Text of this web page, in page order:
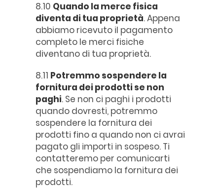
8.10 Quando la merce fisica
diventa di tua proprietà. Appena
abbiamo ricevuto il pagamento
completo le merci fisiche
diventano di tua proprietà.
8.11 Potremmo sospendere la
fornitura dei prodotti se non
paghi. Se non ci paghi i prodotti
quando dovresti, potremmo
sospendere la fornitura dei
prodotti fino a quando non ci avrai
pagato gli importi in sospeso. Ti
contatteremo per comunicarti
che sospendiamo la fornitura dei
prodotti.